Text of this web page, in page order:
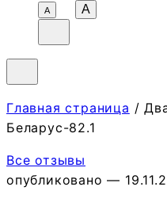
А A
Главная страница /
Беларус-82.1
Все отзывы
опубликовано —